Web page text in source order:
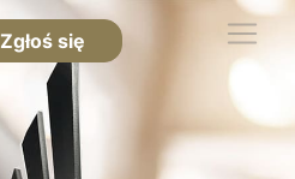
Zgłoś się